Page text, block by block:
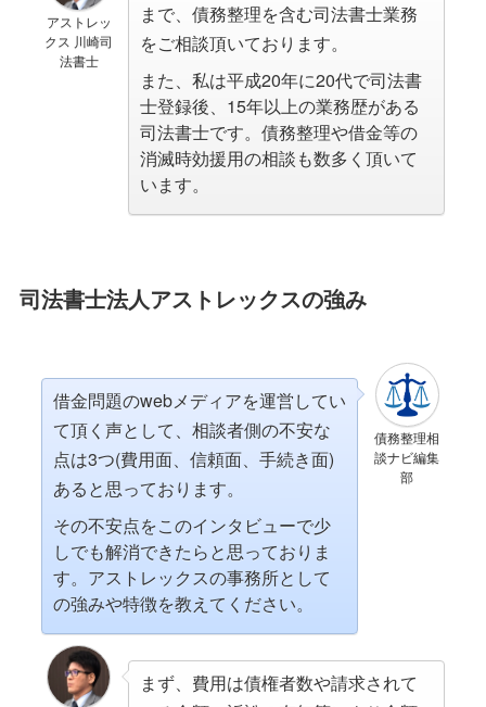
アストレッ
クス 川崎司
法書士
まで、債務整理を含む司法書士業務
をご相談頂いております。
また、私は平成20年に20代で司法書
士登録後、15年以上の業務歴がある
司法書士です。債務整理や借金等の
消滅時効援用の相談も数多く頂いて
います。
司法書士法人アストレックスの強み
債務整理相
談ナビ編集
部
借金問題のwebメディアを運営してい
て頂く声として、相談者側の不安な
点は3つ(費用面、信頼面、手続き面)
あると思っております。
その不安点をこのインタビューで少
しでも解消できたらと思っておりま
す。アストレックスの事務所として
の強みや特徴を教えてください。
まず、費用は債権者数や請求されて